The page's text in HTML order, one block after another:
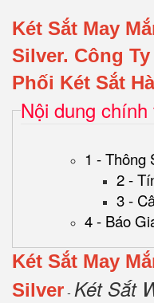
Két Sắt May
Silver. Công
Phối Két Sắt
Nội dung
1 - Thông
2 -
3 -
4 - Báo
Két Sắt May
Silver - Két Sắt